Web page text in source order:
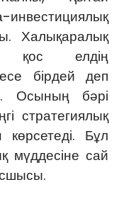
инвестициялық
Халықаралық
қос елдің
бірдей деп
Осының бәрі
стратегиялық
көрсетеді. Бұл
мүддесіне сай